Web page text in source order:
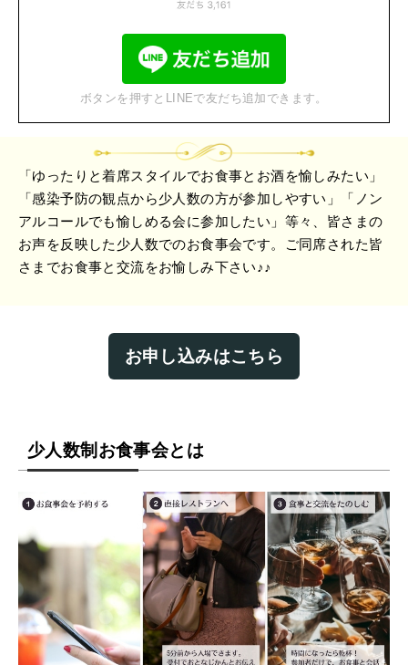
ボタンを押すとLINEで友だち追加できます。
「ゆったりと着席スタイルでお食事とお酒を愉しみたい」
「感染予防の観点から少人数の方が参加しやすい」「ノン
アルコールでも愉しめる会に参加したい」等々、皆さまの
お声を反映した少人数でのお食事会です。ご同席された皆
さまでお食事と交流をお愉しみ下さい♪♪
お申し込みはこちら
少人数制お食事会とは